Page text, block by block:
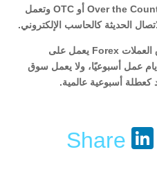
عبر شبكات الاتصال التي تسمى Over the Counter أو OTC وتعمل
الحديثة كالحاسب الإلكتروني.
ونظرًا لطبيعته اللامركزية فإن سوق العملات Forex يعمل على
أيام عمل أسبوعيًا، ولا يعمل سوق
Facebook
LinkedIn
Share